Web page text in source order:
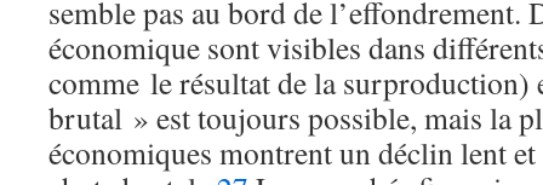
semble pas au bord de l’effondrement.
économique sont visibles dans
comme le résultat de la
brutal » est toujours possible, mais la
économiques montrent un déclin lent